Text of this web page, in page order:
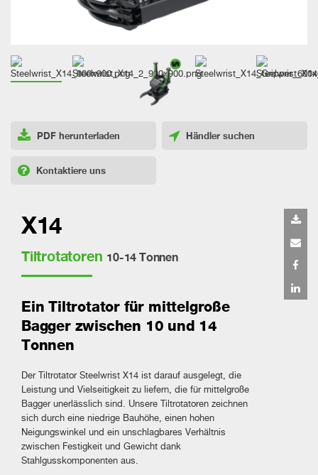
PDF herunterladen Händler suchen
Kontaktiere uns
X14
Tiltrotatoren 10-14 Tonnen
Ein Tiltrotator für mittelgroße
Bagger zwischen 10 und 14
Tonnen
Der Tiltrotator Steelwrist X14 ist darauf ausgelegt, die
Leistung und Vielseitigkeit zu liefern, die für mittelgroße
Bagger unerlässlich sind. Unsere Tiltrotatoren zeichnen
sich durch eine niedrige Bauhöhe, einen hohen
Neigungswinkel und ein unschlagbares Verhältnis
zwischen Festigkeit und Gewicht dank
Stahlgusskomponenten aus.